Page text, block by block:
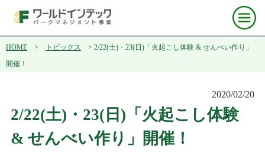
HOME > トピックス > 2/22(土)・23(日)「火起こし体験 & せんべい作り」
開催！
2020/02/20
2/22(土)・23(日)「火起こし体験
& せんべい作り」開催！